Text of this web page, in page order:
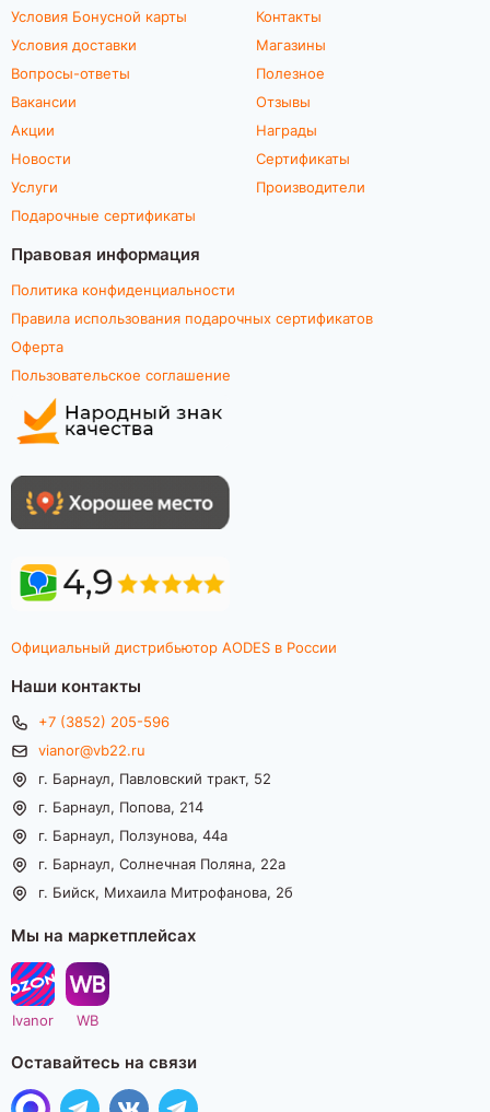
Условия Бонусной карты
Условия доставки
Вопросы-ответы
Вакансии
Акции
Новости
Услуги
Подарочные сертификаты
Контакты
Магазины
Полезное
Отзывы
Награды
Сертификаты
Производители
Правовая информация
Политика конфиденциальности
Правила использования подарочных сертификатов
Оферта
Пользовательское соглашение
Официальный дистрибьютор AODES в России
Наши контакты
+7 (3852) 205-596
vianor@vb22.ru
г. Барнаул, Павловский тракт, 52
г. Барнаул, Попова, 214
г. Барнаул, Ползунова, 44а
г. Барнаул, Солнечная Поляна, 22а
г. Бийск, Михаила Митрофанова, 2б
Мы на маркетплейсах
Ivanor WB
Оставайтесь на связи